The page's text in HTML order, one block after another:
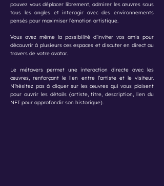
pouvez vous déplacer librement, admirer les œuvres sous
tous les angles et interagir avec des environnements
pensés pour maximiser l’émotion artistique.
Vous avez même la possibilité d’inviter vos amis pour
découvrir à plusieurs ces espaces et discuter en direct au
travers de votre avatar.
Le métavers permet une interaction directe avec les
œuvres, renforçant le lien entre l’artiste et le visiteur.
N’hésitez pas à cliquer sur les œuvres qui vous plaisent
pour ouvrir les détails (artiste, titre, description, lien du
NFT pour approfondir son historique).